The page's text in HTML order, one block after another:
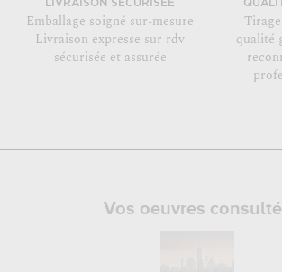
LIVRAISON SÉCURISÉE
Emballage soigné sur-mesure
Livraison expresse sur rdv
sécurisée et assurée
qualité
Vos oeuvres